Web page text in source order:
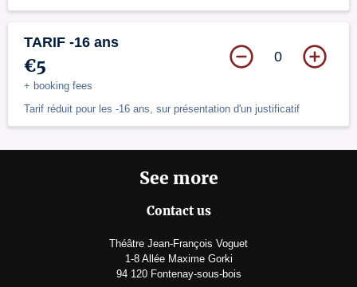
TARIF -16 ans
€5
+ booking fees
Tarif réduit pour les -16 ans, sur présentation d'un justificatif
0
See more
Contact us
Théâtre Jean-François Voguet
1-8 Allée Maxime Gorki
94 120 Fontenay-sous-bois